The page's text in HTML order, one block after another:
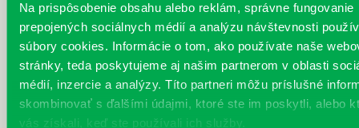
Na prispôsobenie obsahu alebo reklám, správne fungovanie
prepojených sociálnych médií a analýzu návštevnosti
súbory cookies. Informácie o tom, ako používate naše
stránky, teda poskytujeme aj našim partnerom v oblasti
médií, inzercie a analýzy. Títo partneri môžu príslušné
skombinovať s ďalšími údajmi, ktoré ste im poskytli, alebo
vás získali, keď ste používali ich služby.
unikátnej grafike a perokresbe. Predstavuje rozprávkový,
surrealistický svet snov. Kostýmovanými postavami sa snaží
vyjadrovať absenciu starnutia. Vždy ho zaujímala osoba, „postava“, s
ktorou žije alebo pracuje. Medzi jeho ľudskými postavami mo...Viac
Tajomstvo vesmíru